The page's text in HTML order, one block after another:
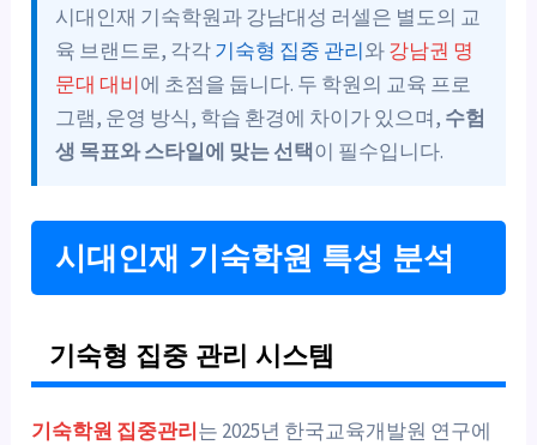
시대인재 기숙학원과 강남대성 러셀은 별도의 교
육 브랜드로, 각각기숙형 집중 관리와강남권 명
문대 대비에 초점을 둡니다. 두 학원의 교육 프로
그램, 운영 방식, 학습 환경에 차이가 있으며, 수험
생 목표와 스타일에 맞는 선택이 필수입니다.
시대인재 기숙학원 특성 분석
기숙형 집중 관리 시스템
기숙학원 집중관리는 2025년 한국교육개발원 연구에